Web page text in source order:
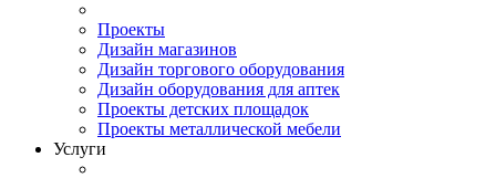
Проекты
Дизайн магазинов
Дизайн торгового оборудования
Дизайн оборудования для аптек
Проекты детских площадок
Проекты металлической мебели
Услуги